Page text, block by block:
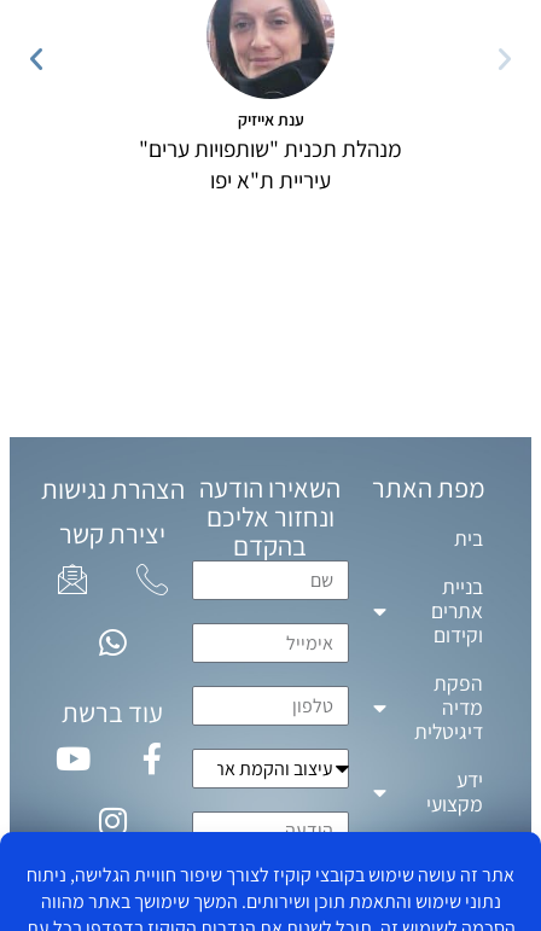
ענת אייזיק
מנהלת תכנית "שותפויות ערים"
עיריית ת"א יפו
מפת האתר
בית
בניית
אתרים
וקידום
הפקת
מדיה
דיגיטלית
ידע
מקצועי
תנאי שימוש
השאירו הודעה
ונחזור אליכם
בהקדם
הצהרת נגישות
יצירת קשר
עוד ברשת